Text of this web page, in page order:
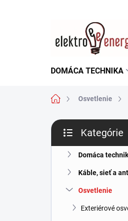
DOMÁCA TECHNIKA
DomovOsvetlenie
B
č
kategórie
Kategórie
Domáca
Káble, sieť a
Osvetlenie
Exteriérové